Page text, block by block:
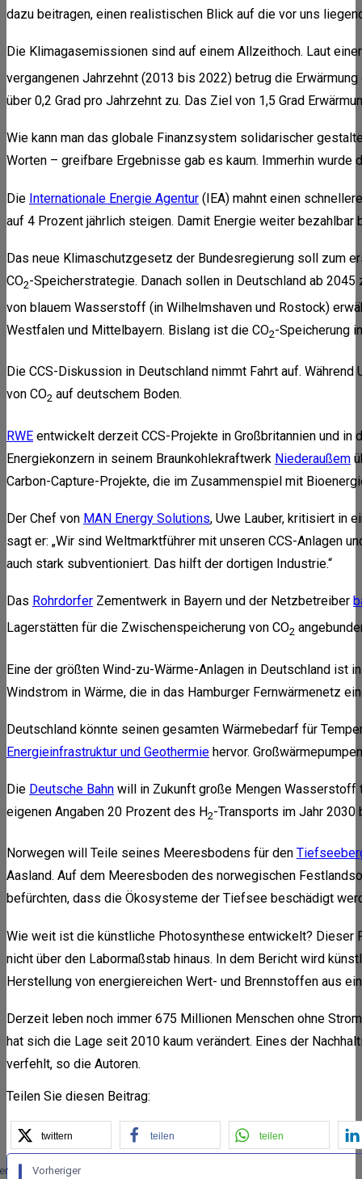
dazu beitragen, einen realistischen Blick auf die vor uns
Die Klimagasemissionen sind auf einem Allzeithoch. Laut
vergangenen Jahrzehnt (2013 bis 2022) betrug die
über 0,2 Grad pro Jahrzehnt zu. Das Ziel von 1,5 Grad
Wie kann man das globale Finanzsystem solidarischer
Worten – greifbare Ergebnisse gab es kaum. Immerhin
Die Internationale Energie Agentur (IEA) mahnt einen
auf 4 Prozent jährlich steigen. Damit Energie weiter
Das neue Klimaschutzgesetz der Bundesregierung soll zum
CO2-Speicherstrategie. Danach sollen in Deutschland ab
von blauem Wasserstoff (in Wilhelmshaven und Rostock)
Westfalen und Mittelbayern. Bislang ist die CO2-Speicherung
Die CCS-Diskussion in Deutschland nimmt Fahrt auf.
von CO2 auf deutschem Boden.
RWE entwickelt derzeit CCS-Projekte in Großbritannien und
Energiekonzern in seinem Braunkohlekraftwerk Niederaußem
Carbon-Capture-Projekte, die im Zusammenspiel mit
Der Chef von MAN Energy Solutions, Uwe Lauber, kritisiert in
sagt er: „Wir sind Weltmarktführer mit unseren CCS-Anlagen
auch stark subventioniert. Das hilft der dortigen Industrie.“
Das Rohrdorfer Zementwerk in Bayern und der Netzbetreiber
Lagerstätten für die Zwischenspeicherung von CO2
Eine der größten Wind-zu-Wärme-Anlagen in Deutschland ist
Windstrom in Wärme, die in das Hamburger Fernwärmenetz
Deutschland könnte seinen gesamten Wärmebedarf für
Energieinfrastruktur und Geothermie hervor.
Die Deutsche Bahn will in Zukunft große Mengen Wasserstoff
eigenen Angaben 20 Prozent des H2-Transports im Jahr 2030
Norwegen will Teile seines Meeresbodens für den
Aasland. Auf dem Meeresboden des norwegischen
befürchten, dass die Ökosysteme der Tiefsee beschädigt
Wie weit ist die künstliche Photosynthese entwickelt? Dieser
nicht über den Labormaßstab hinaus. In dem Bericht wird
Herstellung von energiereichen Wert- und Brennstoffen aus
Derzeit leben noch immer 675 Millionen Menschen ohne
hat sich die Lage seit 2010 kaum verändert. Eines der
verfehlt, so die Autoren.
Teilen Sie diesen Beitrag:
twittern teilen teilen
Vorheriger